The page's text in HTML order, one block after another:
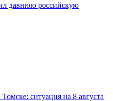
давнюю российскую
ситуация на 8 августа